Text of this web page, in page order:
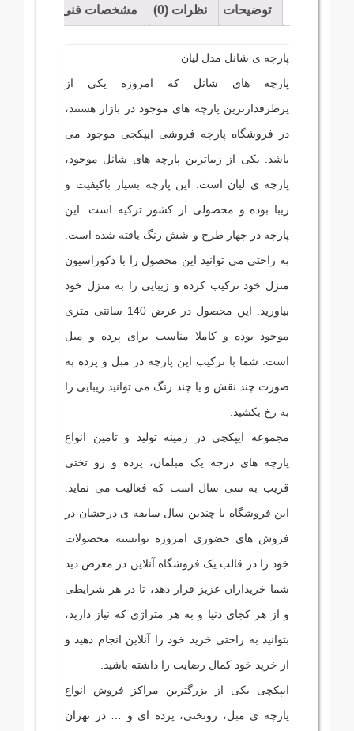
توضیحات نظرات (0) مشخصات فنی
پارچه ی شانل مدل لیان
پارچه های شانل که امروزه یکی از
پرطرفدارترین پارچه های موجود در بازار هستند،
در فروشگاه پارچه فروشی ایپکچی موجود می
باشد. یکی از زیباترین پارچه های شانل موجود،
پارچه ی لیان است. این پارچه بسیار باکیفیت و
زیبا بوده و محصولی از کشور ترکیه است. این
پارچه در چهار طرح و شش رنگ بافته شده است.
به راحتی می توانید این محصول را با دکوراسیون
منزل خود ترکیب کرده و زیبایی را به منزل خود
بیاورید. این محصول در عرض 140 سانتی متری
موجود بوده و کاملا مناسب برای پرده و مبل
است. شما با ترکیب این پارچه در مبل و پرده به
صورت چند نقش و یا چند رنگ می توانید زیبایی را
به رخ بکشید.
مجموعه ایپکچی در زمینه تولید و تامین انواع
پارچه های درجه یک مبلمان، پرده و رو تختی
قریب به سی سال است که فعالیت می نماید.
این فروشگاه با چندین سال سابقه ی درخشان در
فروش های حضوری امروزه توانسته محصولات
خود را در قالب یک فروشگاه آنلاین در معرض دید
شما خریداران عزیز قرار دهد، تا در هر شرایطی
و از هر کجای دنیا و به هر متراژی که نیاز دارید،
بتوانید به راحتی خرید خود را آنلاین انجام دهید و
از خرید خود کمال رضایت را داشته باشید.
ایپکچی یکی از بزرگترین مراکز فروش انواع
پارچه ی مبل، روتختی، پرده ای و … در تهران